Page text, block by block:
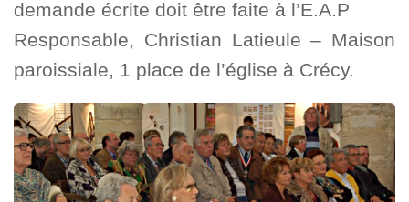
demande écrite doit être faite à l’E.A.P
Responsable, Christian Latieule – Maison
paroissiale, 1 place de l’église à Crécy.